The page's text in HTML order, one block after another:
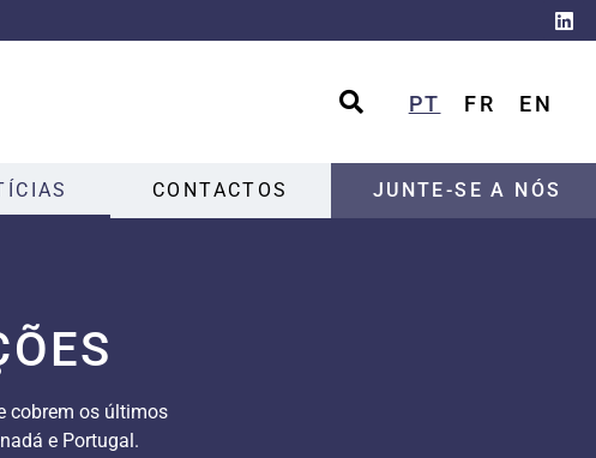
PT FR EN
CONTACTOS JUNTE-SE A NÓS
cobrem os últimos
e Portugal.